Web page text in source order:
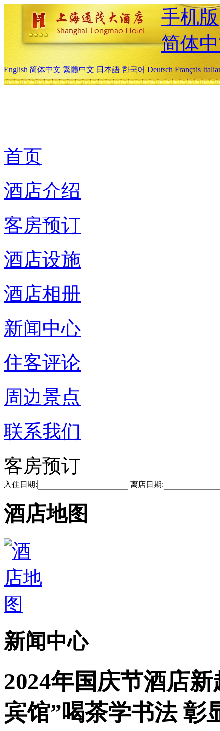
手机版
简体
English 简体中文 繁體中文 日本語 한국어 Deutsch Français
首页
酒店介绍
客房预订
酒店设施
酒店相册
新闻中心
住客评论
周边景点
联系我们
客房预订
入住日期: 离店日期:
酒店地图
新闻中心
2024年国庆节酒店
宾馆”喝茶学书法 彰